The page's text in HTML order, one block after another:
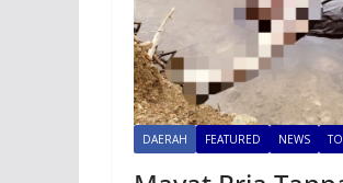
DAERAH FEATURED NEWS